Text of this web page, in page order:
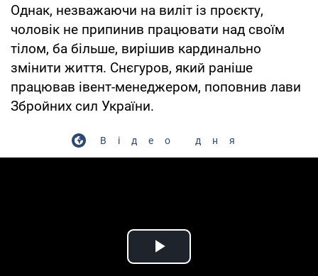
Однак, незважаючи на виліт із проєкту,
чоловік не припинив працювати над своїм
тілом, ба більше, вирішив кардинально
змінити життя. Снєгуров, який раніше
працював івент-менеджером, поповнив лави
Збройних сил України.
Відео дня
Play Video